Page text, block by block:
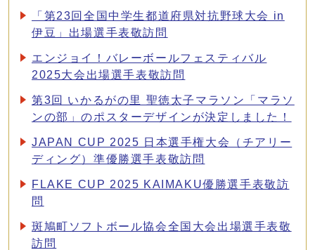
「第23回全国中学生都道府県対抗野球大会 in
伊豆」出場選手表敬訪問
エンジョイ！バレーボールフェスティバル
2025大会出場選手表敬訪問
第3回 いかるがの里 聖徳太子マラソン「マラソ
ンの部」のポスターデザインが決定しました！
JAPAN CUP 2025 日本選手権大会（チアリー
ディング）準優勝選手表敬訪問
FLAKE CUP 2025 KAIMAKU優勝選手表敬訪
問
斑鳩町ソフトボール協会全国大会出場選手表敬
訪問